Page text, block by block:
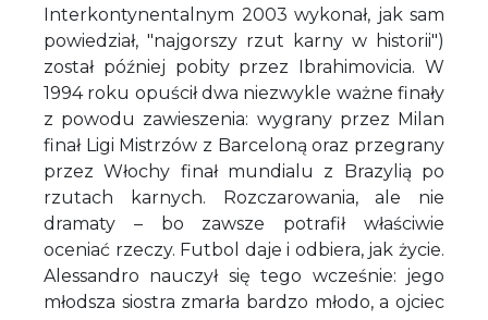
Interkontynentalnym 2003 wykonał, jak sam
powiedział, "najgorszy rzut karny w historii")
został później pobity przez Ibrahimovicia. W
1994 roku opuścił dwa niezwykle ważne finały
z powodu zawieszenia: wygrany przez Milan
finał Ligi Mistrzów z Barceloną oraz przegrany
przez Włochy finał mundialu z Brazylią po
rzutach karnych. Rozczarowania, ale nie
dramaty – bo zawsze potrafił właściwie
oceniać rzeczy. Futbol daje i odbiera, jak życie.
Alessandro nauczył się tego wcześnie: jego
młodsza siostra zmarła bardzo młodo, a ojciec